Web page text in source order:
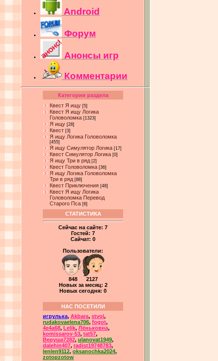
Android
Форум
Анонсы игр
Комментарии
Категории раздела
Квест Я ищу [5]
Квест Я ищу Логика
Головоломка [1323]
Я ищу [28]
Квест [3]
Я ищу Логика Головоломка
[455]
Я ищу Симулятор Логика [17]
Квест Симулятор Логика [0]
Я ищу Три в ряд [2]
Квест Головоломка [36]
Я ищу Логика Головоломка
Три в ряд [88]
Квест Приключения [48]
Квест Я ищу Логика
Головоломка Перевод
Старого Пса [6]
СТАТИСТИКА
Сейчас на сайте: 7
Гостей: 7
Сайчат: 0
Пользователи:
848 2127
Новых за месяц: 2
Новых сегодня: 0
НАС ПОСЕТИЛИ
игрулька, Akbara, stvol ,
rudakovaelena706, fogot,
4e4a68, Lelik, Лёньковна,
komissarov-53, tat57,
Веруша7282, ulanovat1949,
dalehin407, radist19748783,
lenlen9112, oksanochka2024,
zotopzotow